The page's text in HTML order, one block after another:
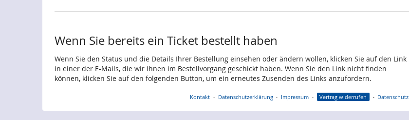
Wenn Sie bereits ein Ticket bestellt haben
Wenn Sie den Status und die Details Ihrer Bestellung einsehen oder ändern wollen, klicken Sie auf den Link
in einer der E-Mails, die wir Ihnen im Bestellvorgang geschickt haben. Wenn Sie den Link nicht finden
können, klicken Sie auf den folgenden Button, um ein erneutes Zusenden des Links anzufordern.
Kontakt Datenschutzerklärung Impressum Vertrag widerrufen Datenschutz